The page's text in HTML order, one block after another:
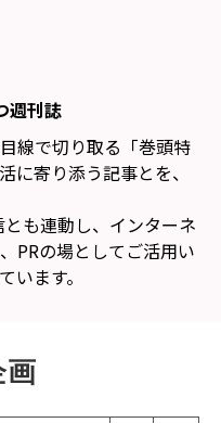
週刊誌
線で切り取る「巻頭特
に寄り添う記事とを、
とも連動し、インターネ
PRの場としてご活用い
います。
画